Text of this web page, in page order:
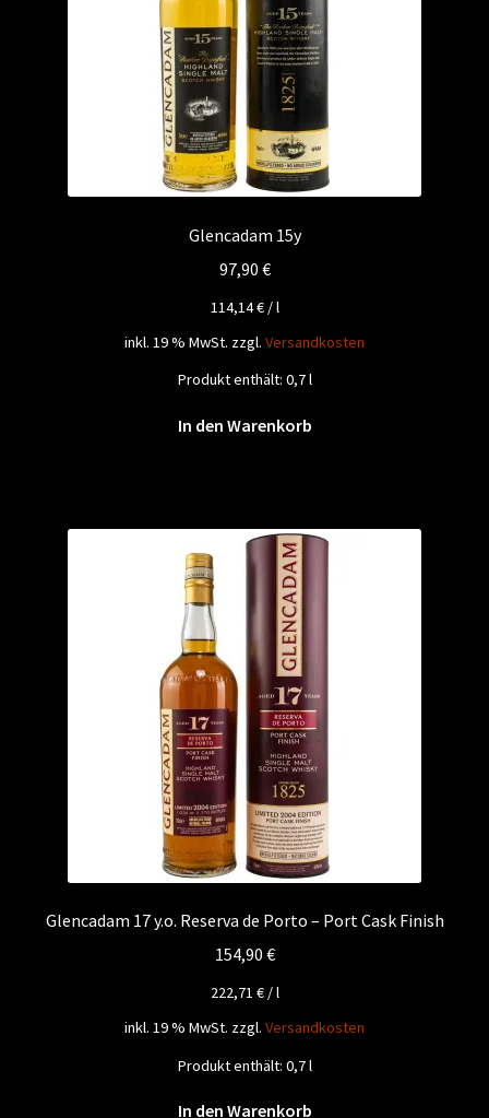
Glencadam 15y
97,90 €
114,14€/l
inkl. 19 % MwSt. zzgl. Versandkosten
Produkt enthält: 0,7l
In den Warenkorb
Glencadam 17 y.o. Reserva de Porto – Port Cask Finish
154,90 €
222,71 €/l
inkl. 19 % MwSt. zzgl. Versandkosten
Produkt enthält: 0,7l
In den Warenkorb